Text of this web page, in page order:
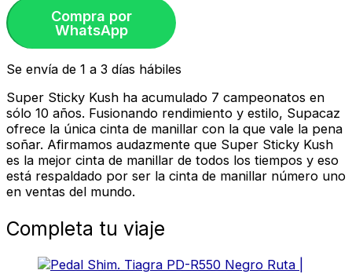
Compra por
WhatsApp
Se envía de 1 a 3 días hábiles
Super Sticky Kush ha acumulado 7 campeonatos en
sólo 10 años. Fusionando rendimiento y estilo, Supacaz
ofrece la única cinta de manillar con la que vale la pena
soñar. Afirmamos audazmente que Super Sticky Kush
es la mejor cinta de manillar de todos los tiempos y eso
está respaldado por ser la cinta de manillar número uno
en ventas del mundo.
Completa tu viaje